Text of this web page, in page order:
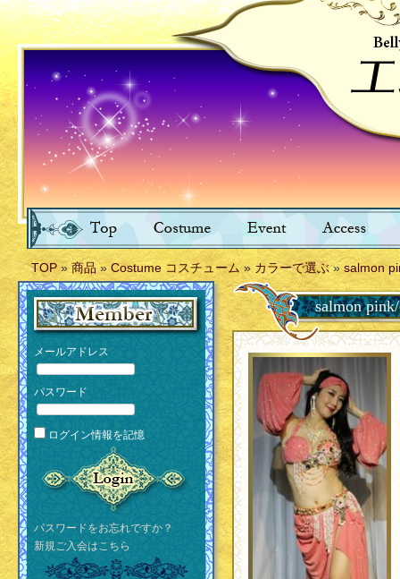
TOP»商品 »Costume コスチューム » カラーで選ぶ»salmon
salmon
メールアドレス
パスワード
ログイン情報を記憶
パスワードをお忘れですか？
新規ご入会はこちら